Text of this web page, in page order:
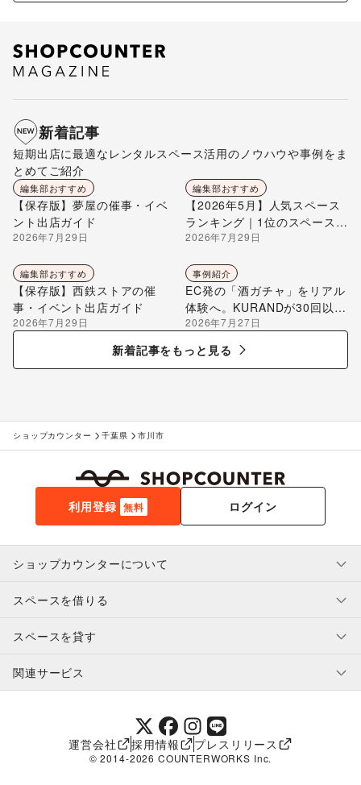
新着記事
短期出店に最適なレンタルスペース活用のノウハウや事例をま
とめてご紹介
編集部おすすめ
【保存版】夢屋の催事・イベ
ント出店ガイド
2026年7月29日
編集部おすすめ
【2026年5月】人気スペース
ランキング｜1位のスペースを
編集部が解説
2026年7月29日
編集部おすすめ
【保存版】西鉄ストアの催
事・イベント出店ガイド
2026年7月29日
事例紹介
EC発の「酒ガチャ」をリアル
体験へ。KURANDが30回以上
のポップアップ出店で届け
る“新しいお酒との出会い”
2026年7月27日
新着記事をもっと見る
ショップカウンター 千葉県 市川市
利用登録 無料 ログイン
ショップカウンターについて
利用規約・ガイドライン
特定商取引法に基づく表示
補償プログラム
スペースを借りる
スペースを借りたい人へ
ユーザー利用規約
提携パートナー
スペースを貸す
スペースを貸したい方へ
オーナー利用規約
関連サービス
SHOPCOUNTER MAGAZINE
ショップカウンターエンタープライズ
ショップカウンター常設
運営会社 採用情報 プレスリリース
© 2014-2026 COUNTERWORKS Inc.